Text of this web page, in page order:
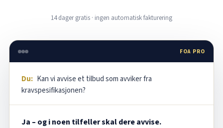
14 dager gratis · ingen automatisk fakturering
FOA PRO
Du: Kan vi avvise et tilbud som avviker fra
kravspesifikasjonen?
Ja – og i noen tilfeller skal dere avvise.